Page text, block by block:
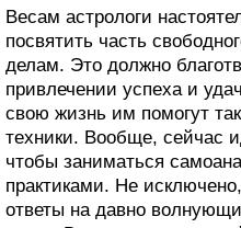
Весам астрологи
посвятить часть
делам. Это должно
привлечении успеха и
свою жизнь им помогут
техники. Вообще, сейчас
чтобы заниматься
практиками. Не
ответы на давно